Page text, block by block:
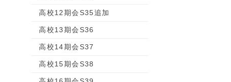
高校12期会S35追加
高校13期会S36
高校14期会S37
高校15期会S38